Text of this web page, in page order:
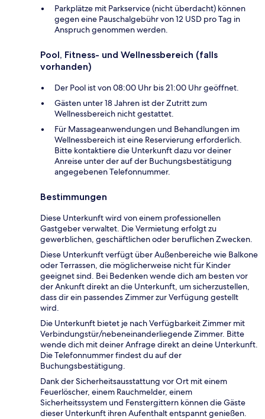
Parkplätze mit Parkservice (nicht überdacht) können
gegen eine Pauschalgebühr von 12 USD pro Tag in
Anspruch genommen werden.
Pool, Fitness- und Wellnessbereich (falls
vorhanden)
Der Pool ist von 08:00 Uhr bis 21:00 Uhr geöffnet.
Gästen unter 18 Jahren ist der Zutritt zum
Wellnessbereich nicht gestattet.
Für Massageanwendungen und Behandlungen im
Wellnessbereich ist eine Reservierung erforderlich.
Bitte kontaktiere die Unterkunft dazu vor deiner
Anreise unter der auf der Buchungsbestätigung
angegebenen Telefonnummer.
Bestimmungen
Diese Unterkunft wird von einem professionellen
Gastgeber verwaltet. Die Vermietung erfolgt zu
gewerblichen, geschäftlichen oder beruflichen Zwecken.
Diese Unterkunft verfügt über Außenbereiche wie Balkone
oder Terrassen, die möglicherweise nicht für Kinder
geeignet sind. Bei Bedenken wende dich am besten vor
der Ankunft direkt an die Unterkunft, um sicherzustellen,
dass dir ein passendes Zimmer zur Verfügung gestellt
wird.
Die Unterkunft bietet je nach Verfügbarkeit Zimmer mit
Verbindungstür/nebeneinanderliegende Zimmer. Bitte
wende dich mit deiner Anfrage direkt an deine Unterkunft.
Die Telefonnummer findest du auf der
Buchungsbestätigung.
Dank der Sicherheitsausstattung vor Ort mit einem
Feuerlöscher, einem Rauchmelder, einem
Sicherheitssystem und Fenstergittern können die Gäste
dieser Unterkunft ihren Aufenthalt entspannt genießen.